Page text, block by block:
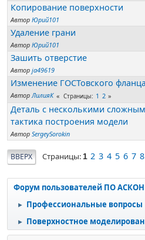
Копирование поверхности
Автор Юрий101
Удаление грани
Автор Юрий101
Зашить отверстие
Автор ja49619
Изменение ГОСТовского
АвторЛилияК Страницы 1 2
Деталь с несколькими
тактика построения модели
Автор SergeySorokin
ВВЕРХ Страницы 1 2 3 4 5 6 7 8
Форум пользователей ПО АСКОН
► Профессиональные вопросы
► Поверхностное